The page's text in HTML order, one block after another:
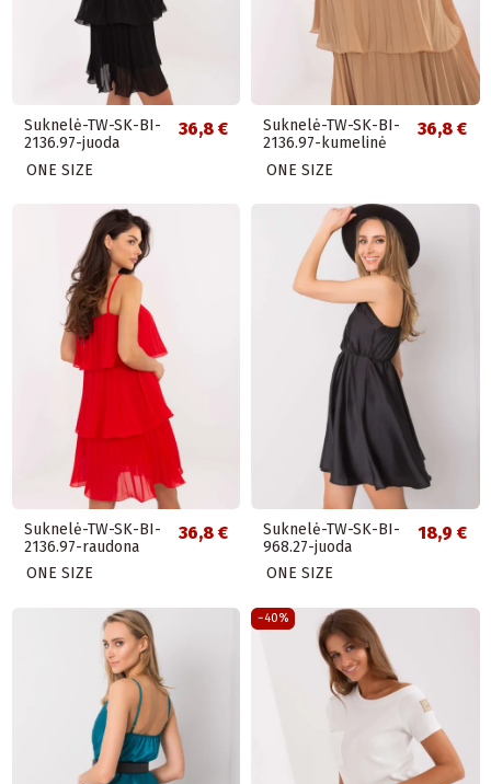
Suknelė-TW-SK-BI-
2136.97-juoda
36,8 €
ONE SIZE
Suknelė-TW-SK-BI-
2136.97-kumelinė
36,8 €
ONE SIZE
Suknelė-TW-SK-BI-
2136.97-raudona
36,8 €
ONE SIZE
Suknelė-TW-SK-BI-
968.27-juoda
18,9 €
ONE SIZE
−40%